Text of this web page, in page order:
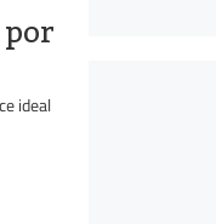
por
ideal